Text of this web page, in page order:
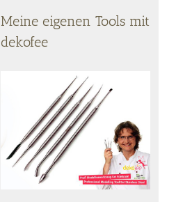
Meine eigenen Tools mit
dekofee